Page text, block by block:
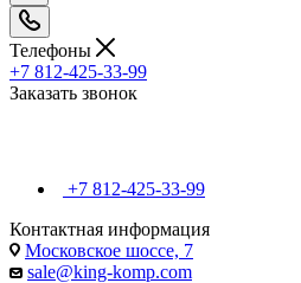
Телефоны
+7 812-425-33-99
Заказать звонок
+7 812-425-33-99
Контактная информация
Московское шоссе, 7
sale@king-komp.com